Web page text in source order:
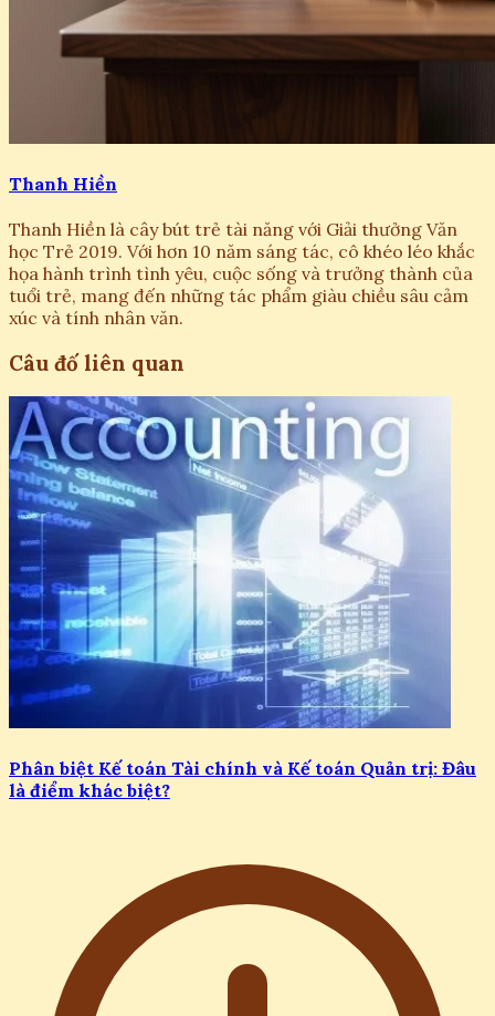
Thanh Hiền
Thanh Hiền là cây bút trẻ tài năng với Giải thưởng Văn
học Trẻ 2019. Với hơn 10 năm sáng tác, cô khéo léo khắc
họa hành trình tình yêu, cuộc sống và trưởng thành của
tuổi trẻ, mang đến những tác phẩm giàu chiều sâu cảm
xúc và tính nhân văn.
Câu đố liên quan
Phân biệt Kế toán Tài chính và Kế toán Quản trị: Đâu
là điểm khác biệt?